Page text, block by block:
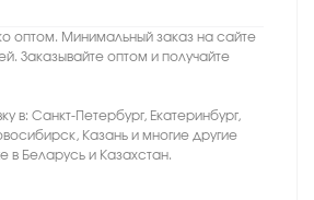
оптом. Минимальный заказ на сайте
Заказывайте оптом и получайте
в: Санкт-Петербург, Екатеринбург,
Казань и многие другие
в Беларусь и Казахстан.